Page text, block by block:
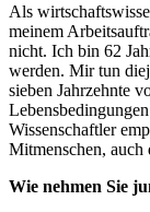
Als
meinem
nicht. Ich bin 62
werden. Mir tun
sieben Jahrzehnte
Wissenschaftler
Mitmenschen, auch
Wie nehmen Sie